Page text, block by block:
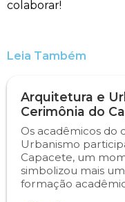
colaborar!
Leia Também
Arquitetura e
Cerimônia do
Os acadêmicos do
Urbanismo
Capacete, um
simbolizou mais
formação
Medicina
Medicina Veterinária
Nutrição
Odontologia
Minha Biblioteca
Núcleo de Apoio
Ouvidoria
Plano de Ensino
NAPP e NAPC
Portal do Egresso
Portal do RH
Programa de